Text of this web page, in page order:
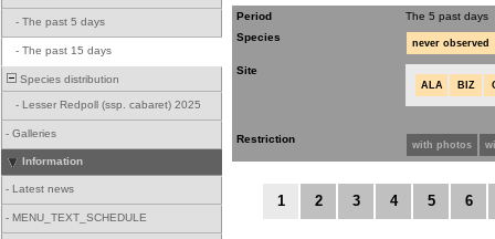
- The past 5 days
- The past 15 days
Species distribution
- Lesser Redpoll (ssp. cabaret) 2025
- Galleries
Information
- Latest news
- MENU_TEXT_SCHEDULE
Period
The 5 past days
Species
never observed
Site
ALA BIZ
Restriction with photos
1 2 3 4 5 6